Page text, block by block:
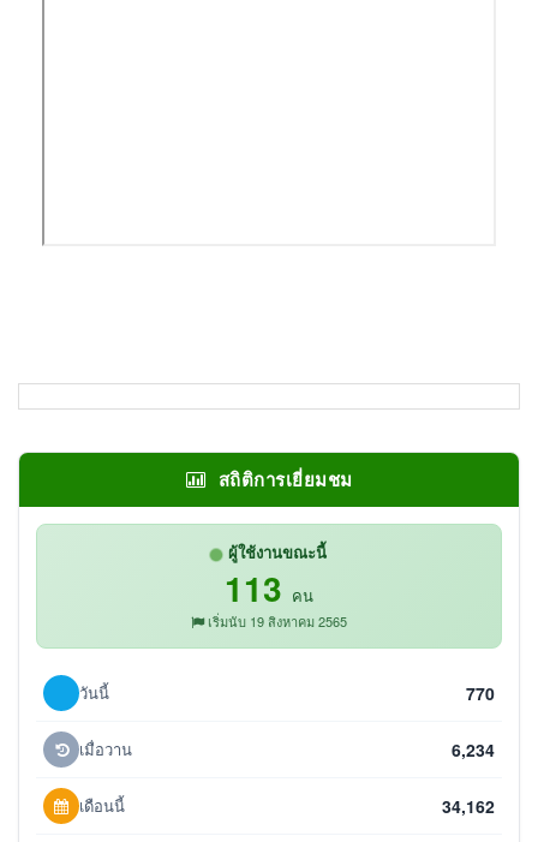
สถิติการเยี่ยมชม
ผู้ใช้งานขณะนี้
113 คน
เริ่มนับ 19 สิงหาคม 2565
วันนี้ 770
เมื่อวาน 6,234
เดือนนี้ 34,162